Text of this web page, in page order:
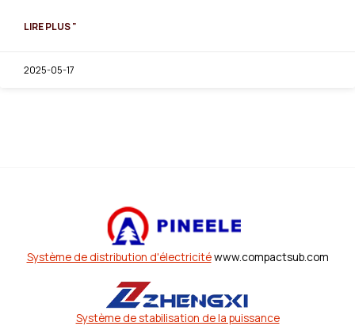
LIRE PLUS "
2025-05-17
Système de distribution d'électricitéwww.compactsub.com
Système de stabilisation de la puissance